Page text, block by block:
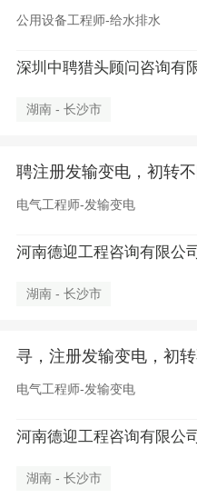
公用设备工程师-给水排水
深圳中聘猎头顾问咨询有
湖南 - 长沙市
聘注册发输变电，初转
电气工程师-发输变电
河南德迎工程咨询有限公司
湖南 - 长沙市
寻，注册发输变电，初
电气工程师-发输变电
河南德迎工程咨询有限公司
湖南 - 长沙市